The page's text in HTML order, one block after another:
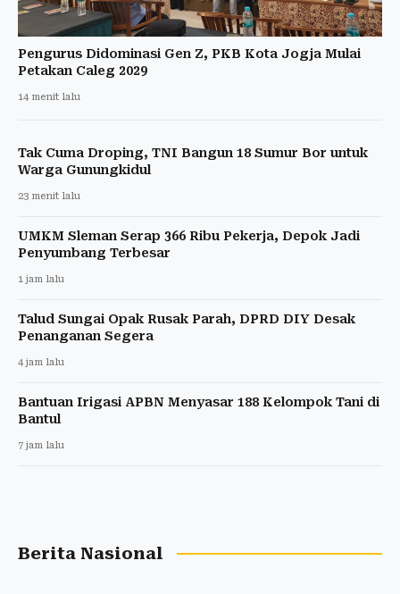
Pengurus Didominasi Gen Z, PKB Kota Jogja Mulai
Petakan Caleg 2029
14 menit lalu
Tak Cuma Droping, TNI Bangun 18 Sumur Bor untuk
Warga Gunungkidul
23 menit lalu
UMKM Sleman Serap 366 Ribu Pekerja, Depok Jadi
Penyumbang Terbesar
1 jam lalu
Talud Sungai Opak Rusak Parah, DPRD DIY Desak
Penanganan Segera
4 jam lalu
Bantuan Irigasi APBN Menyasar 188 Kelompok Tani di
Bantul
7 jam lalu
Berita Nasional